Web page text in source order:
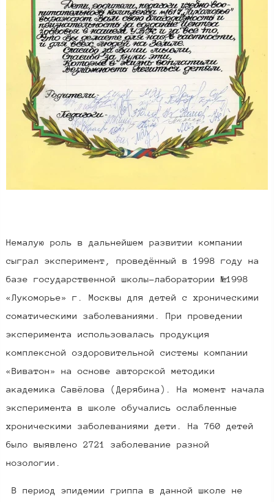
Немалую роль в дальнейшем развитии компании
сыграл эксперимент, проведённый в 1998 году на
базе государственной школы-лаборатории №1998
«Лукоморье» г. Москвы для детей с хроническими
соматическими заболеваниями. При проведении
эксперимента использовалась продукция
комплексной оздоровительной системы компании
«Виватон» на основе авторской методики
академика Савёлова (Дерябина). На момент начала
эксперимента в школе обучались ослабленные
хроническими заболеваниями дети. На 760 детей
было выявлено 2721 заболевание разной
нозологии.
В период эпидемии гриппа в данной школе не